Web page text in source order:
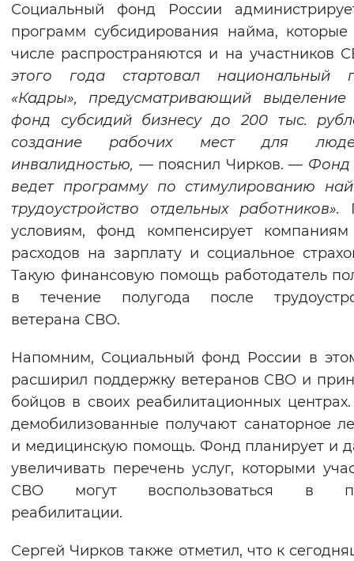
Социальный фонд России
программ субсидирования найма,
числе распространяются и на участников
этого года стартовал национальный
«Кадры», предусматривающий выделение
фонд субсидий бизнесу до 200 тыс.
создание рабочих мест для
инвалидностью, — пояснил Чирков. — Фонд
ведет программу по стимулированию
трудоустройство отдельных работников».
условиям, фонд компенсирует компаниям
расходов на зарплату и социальное
Такую финансовую помощь работодатель
в течение полугода после
ветерана СВО.
Напомним, Социальный фонд России в
расширил поддержку ветеранов СВО и
бойцов в своих реабилитационных
демобилизованные получают санаторное
и медицинскую помощь. Фонд планирует и
увеличивать перечень услуг, которыми
СВО могут воспользоваться в
реабилитации.
Сергей Чирков также отметил, что к